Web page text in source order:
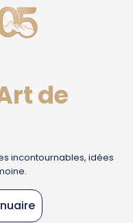
de
incontournables, idées